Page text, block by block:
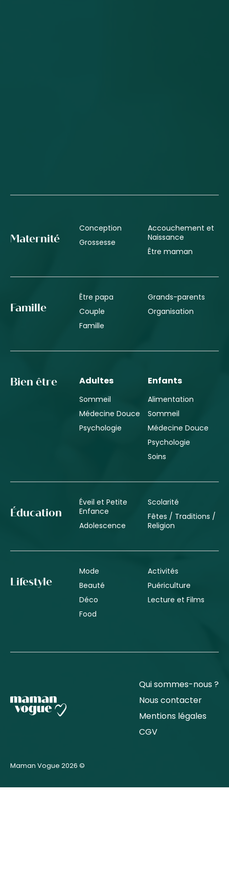
Maternité
Conception
Grossesse
Accouchement et
Naissance
Être maman
Famille
Être papa
Couple
Famille
Grands-parents
Organisation
Bien être Adultes
Sommeil
Médecine Douce
Psychologie
Enfants
Alimentation
Sommeil
Médecine Douce
Psychologie
Soins
Éducation
Éveil et Petite
Enfance
Adolescence
Scolarité
Fêtes / Traditions /
Religion
Lifestyle
Mode
Beauté
Déco
Food
Activités
Puériculture
Lecture et Films
Qui sommes-nous ?
Nous contacter
Mentions légales
CGV
Maman Vogue 2026 ©